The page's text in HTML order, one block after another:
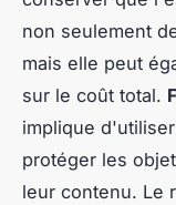
non seulement
mais elle peut
sur le coût total.
implique
protéger les
leur contenu. Le